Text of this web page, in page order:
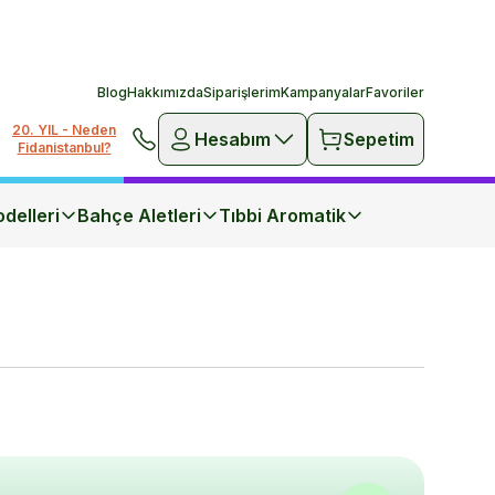
BlogHakkımızdaSiparişlerimKampanyalarFavoriler
20. YIL - Neden
Fidanistanbul?
Hesabım Sepetim
Bahçe Aletleri Tıbbi Aromatik